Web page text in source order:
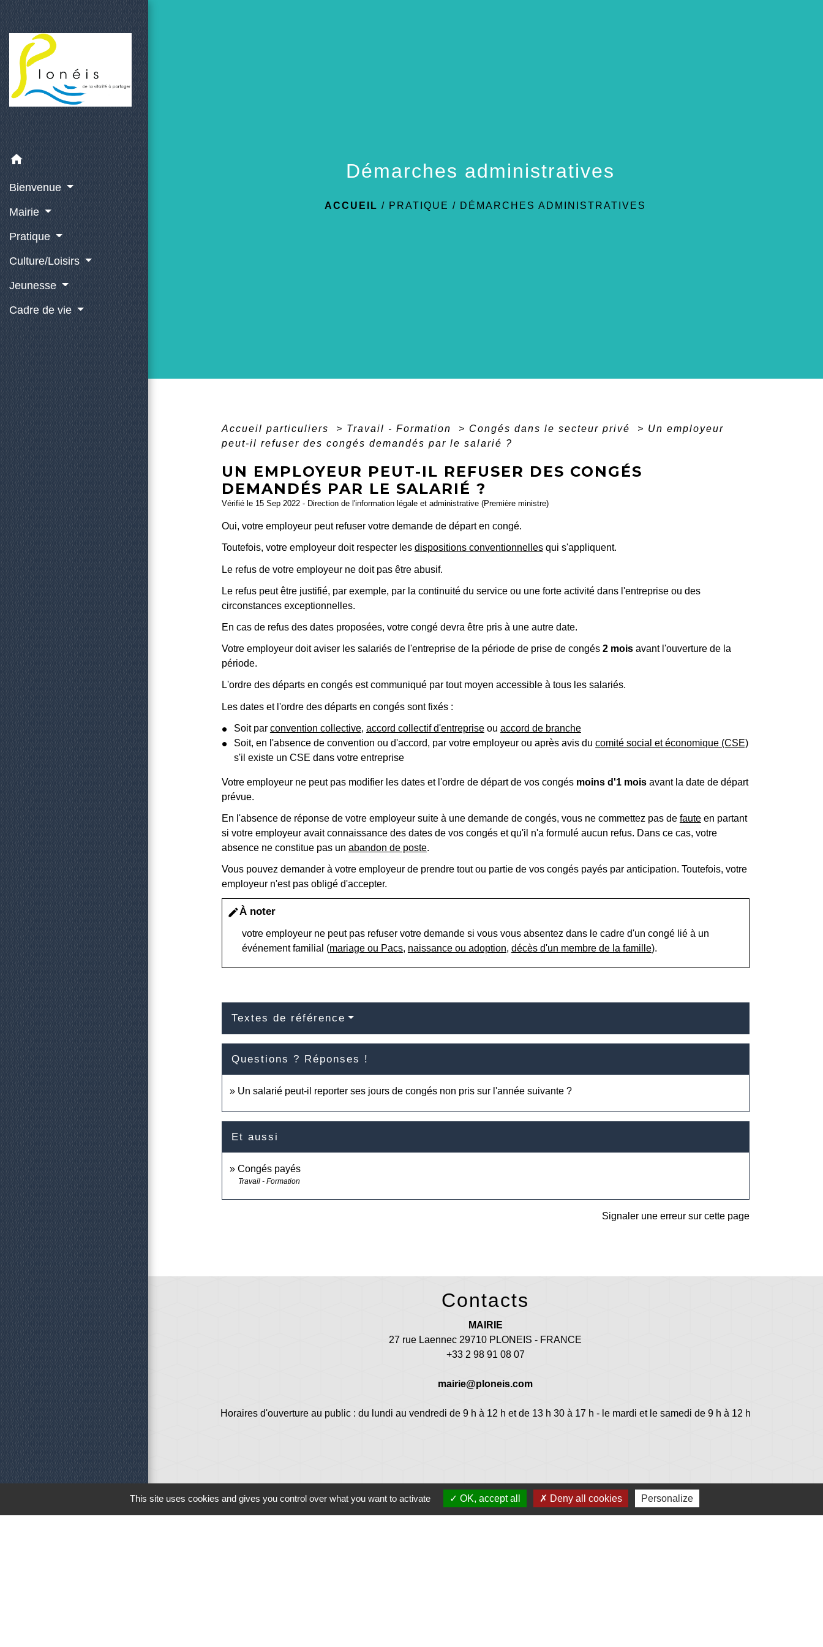
home
Bienvenue
Mairie
Pratique
Culture/Loisirs
Jeunesse
Cadre de vie
Démarches administratives
ACCUEIL / PRATIQUE / DÉMARCHES ADMINISTRATIVES
Accueil particuliers > Travail - Formation > Congés dans le secteur privé > Un employeur
peut-il refuser des congés demandés par le salarié ?
UN EMPLOYEUR PEUT-IL REFUSER DES CONGÉS
DEMANDÉS PAR LE SALARIÉ ?
Vérifié le 15 Sep 2022 - Direction de l'information légale et administrative (Première ministre)
Oui, votre employeur peut refuser votre demande de départ en congé.
Toutefois, votre employeur doit respecter les dispositions conventionnellesqui s'appliquent.
Le refus de votre employeur ne doit pas être abusif.
Le refus peut être justifié, par exemple, par la continuité du service ou une forte activité dans l'entreprise ou des
circonstances exceptionnelles.
En cas de refus des dates proposées, votre congé devra être pris à une autre date.
Votre employeur doit aviser les salariés de l'entreprise de la période de prise de congés 2 moisavant l'ouverture de la
période.
L'ordre des départs en congés est communiqué par tout moyen accessible à tous les salariés.
Les dates et l'ordre des départs en congés sont fixés :
Soit par convention collective, accord collectif d'entrepriseou accord de branche
Soit, en l'absence de convention ou d'accord, par votre employeur ou après avis du comité social et économique (CSE)
s'il existe un CSE dans votre entreprise
Votre employeur ne peut pas modifier les dates et l'ordre de départ de vos congés moins d'1 moisavant la date de départ
prévue.
En l'absence de réponse de votre employeur suite à une demande de congés, vous ne commettez pas de fauteen partant
si votre employeur avait connaissance des dates de vos congés et qu'il n'a formulé aucun refus. Dans ce cas, votre
absence ne constitue pas un abandon de poste.
Vous pouvez demander à votre employeur de prendre tout ou partie de vos congés payés par anticipation. Toutefois, votre
employeur n'est pas obligé d'accepter.
editÀ noter
votre employeur ne peut pas refuser votre demande si vous vous absentez dans le cadre d'un congé lié à un
événement familial (mariage ou Pacs, naissance ou adoption, décès d'un membre de la famille).
Textes de référence
Questions ? Réponses !
Un salarié peut-il reporter ses jours de congés non pris sur l'année suivante ?
Et aussi
Congés payés
Travail - Formation
Signaler une erreur sur cette page
Contacts
MAIRIE
27 rue Laennec 29710 PLONEIS - FRANCE
+33 2 98 91 08 07
mairie@ploneis.com
Horaires d'ouverture au public : du lundi au vendredi de 9 h à 12 h et de 13 h 30 à 17 h - le mardi et le samedi de 9 h à 12 h
This site uses cookies and gives you control over what you want to activate OK, accept all Deny all cookies Personalize